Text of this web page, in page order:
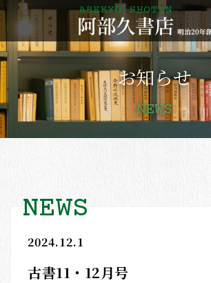
MENU ホーム
HOME
お知らせ
NEWS
NEWS
2024.12.1
古書11・12月号